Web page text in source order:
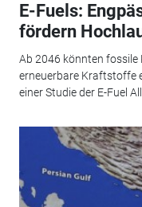
E-Fuels:
fördern
Ab 2046 könnten
erneuerbare Kraftstoffe
einer Studie der E-Fuel